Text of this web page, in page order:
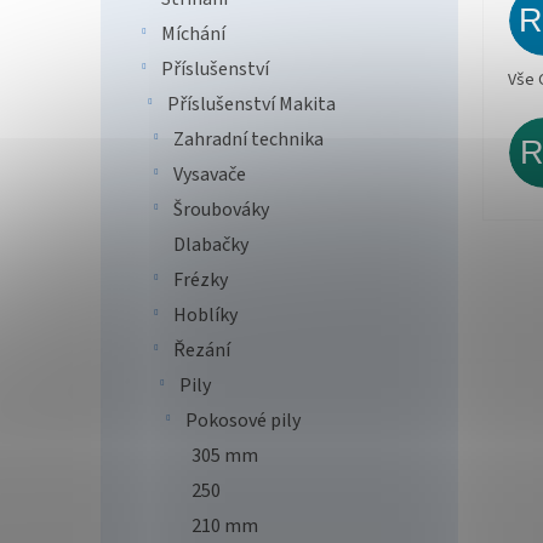
Míchání
Příslušenství
Příslušenství Makita
Zahradní technika
Vysavače
Šroubováky
Dlabačky
Frézky
Hoblíky
Řezání
Pily
Pokosové pily
305 mm
250
210 mm
Vše